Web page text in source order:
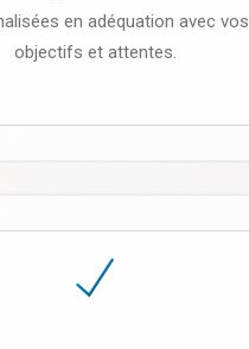
en adéquation avec vos
objectifs et attentes.